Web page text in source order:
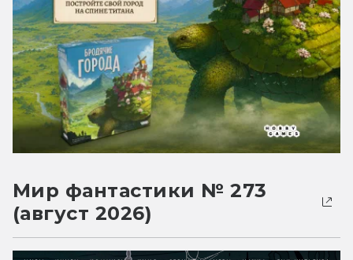
Мир фантастики № 273
(август 2026)